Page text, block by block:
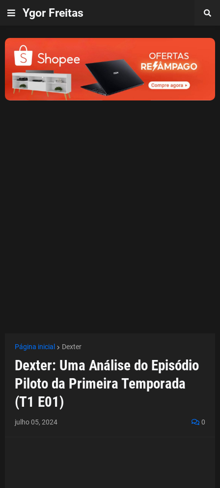
Ygor Freitas
Página inicial Dexter
Dexter: Uma Análise do Episódio
Piloto da Primeira Temporada
(T1 E01)
julho 05, 2024 0